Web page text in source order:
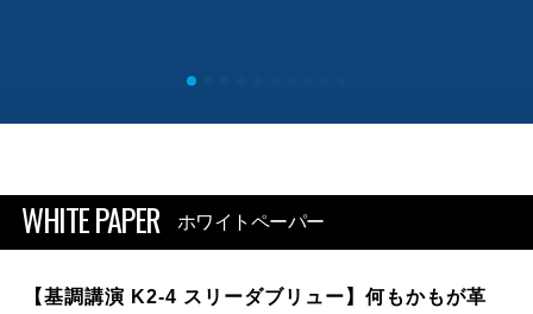
WHITE PAPER ホワイトペーパー
【基調講演 K2-4 スリーダブリュー】何もかもが革